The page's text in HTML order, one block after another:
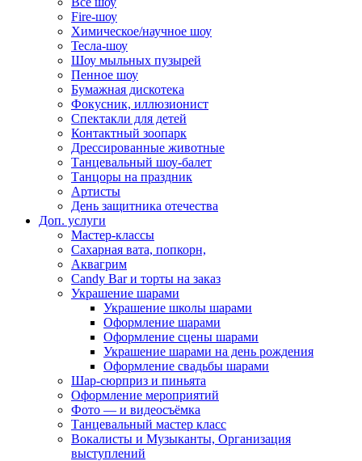
Fire-шоу
Химическое/научное шоу
Тесла-шоу
Шоу мыльных пузырей
Пенное шоу
Бумажная дискотека
Фокусник, иллюзионист
Спектакли для детей
Контактный зоопарк
Дрессированные животные
Танцевальный шоу-балет
Танцоры на праздник
Артисты
День защитника отечества
Доп. услуги
Мастер-классы
Сахарная вата, попкорн,
Аквагрим
Candy Bar и торты на заказ
Украшение шарами
Украшение школы шарами
Оформление шарами
Оформление сцены шарами
Украшение шарами на день рождения
Оформление свадьбы шарами
Шар-сюрприз и пиньята
Оформление мероприятий
Фото — и видеосъёмка
Танцевальный мастер класс
Вокалисты и Музыканты, Организация
выступлений